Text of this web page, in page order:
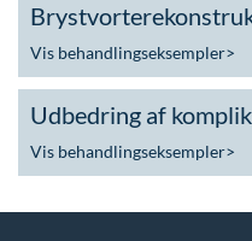
Vis behandlingseksempler>
Udbedring af
Vis behandlingseksempler>